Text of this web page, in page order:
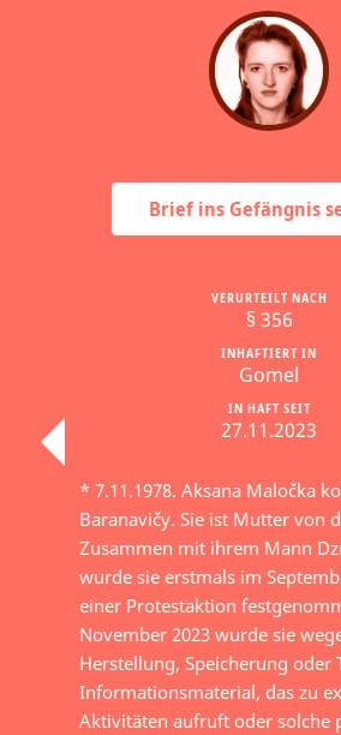
Brief ins Gefängnis
IN HAFT SEIT
27.11.2023
INHAFTIERT IN
Gomel
VERURTEILT NACH
§ 356
* 7.11.1978. Aksana Maločka
Baranavičy. Sie ist Mutter von
Zusammen mit ihrem Mann
wurde sie erstmals im
einer Protestaktion
November 2023 wurde sie
Herstellung, Speicherung oder
Informationsmaterial, das zu
Aktivitäten aufruft oder solche